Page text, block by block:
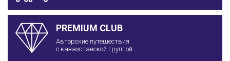
PREMIUM CLUB
Авторские путешествия
с казахстанской группой